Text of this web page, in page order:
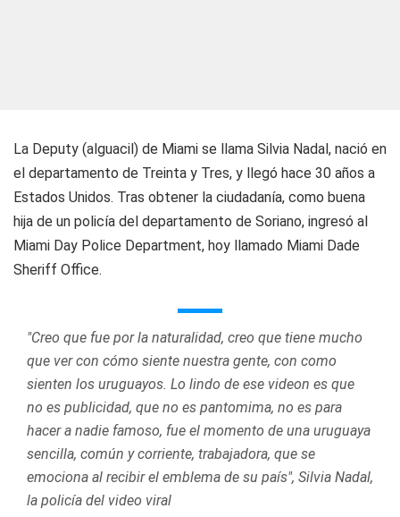
La Deputy (alguacil) de Miami se llama Silvia Nadal, nació en
el departamento de Treinta y Tres, y llegó hace 30 años a
Estados Unidos. Tras obtener la ciudadanía, como buena
hija de un policía del departamento de Soriano, ingresó al
Miami Day Police Department, hoy llamado Miami Dade
Sheriff Office.
"Creo que fue por la naturalidad, creo que tiene mucho
que ver con cómo siente nuestra gente, con como
sienten los uruguayos. Lo lindo de ese videon es que
no es publicidad, que no es pantomima, no es para
hacer a nadie famoso, fue el momento de una uruguaya
sencilla, común y corriente, trabajadora, que se
emociona al recibir el emblema de su país", Silvia Nadal,
la policía del video viral